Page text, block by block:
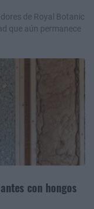
de Royal Botanic
que aún permanece
con hongos